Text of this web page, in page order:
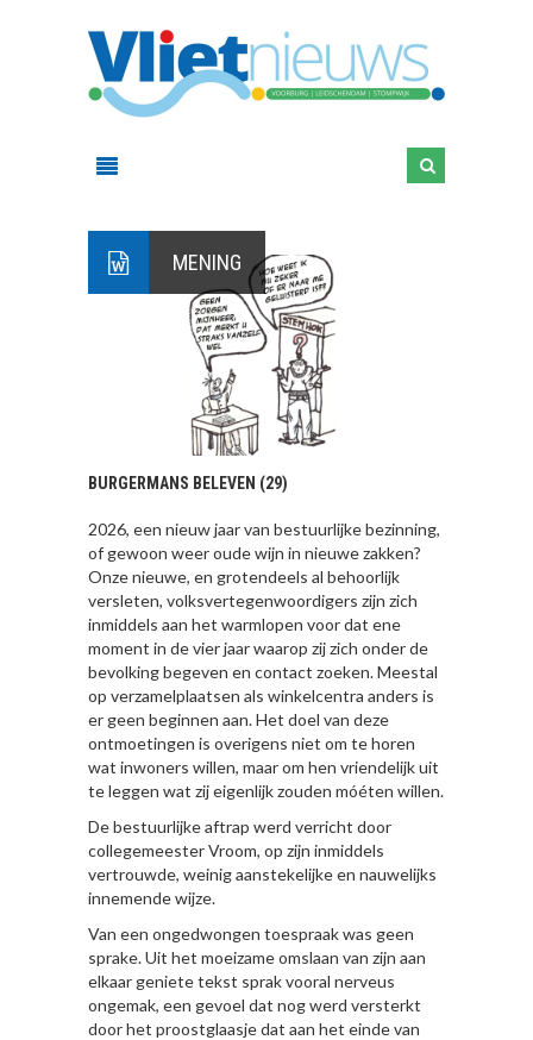
MENING
BURGERMANS BELEVEN (29)
2026, een nieuw jaar van bestuurlijke bezinning,
of gewoon weer oude wijn in nieuwe zakken?
Onze nieuwe, en grotendeels al behoorlijk
versleten, volksvertegenwoordigers zijn zich
inmiddels aan het warmlopen voor dat ene
moment in de vier jaar waarop zij zich onder de
bevolking begeven en contact zoeken. Meestal
op verzamelplaatsen als winkelcentra anders is
er geen beginnen aan. Het doel van deze
ontmoetingen is overigens niet om te horen
wat inwoners willen, maar om hen vriendelijk uit
te leggen wat zij eigenlijk zouden móéten willen.
De bestuurlijke aftrap werd verricht door
collegemeester Vroom, op zijn inmiddels
vertrouwde, weinig aanstekelijke en nauwelijks
innemende wijze.
Van een ongedwongen toespraak was geen
sprake. Uit het moeizame omslaan van zijn aan
elkaar geniete tekst sprak vooral nerveus
ongemak, een gevoel dat nog werd versterkt
door het proostglaasje dat aan het einde van